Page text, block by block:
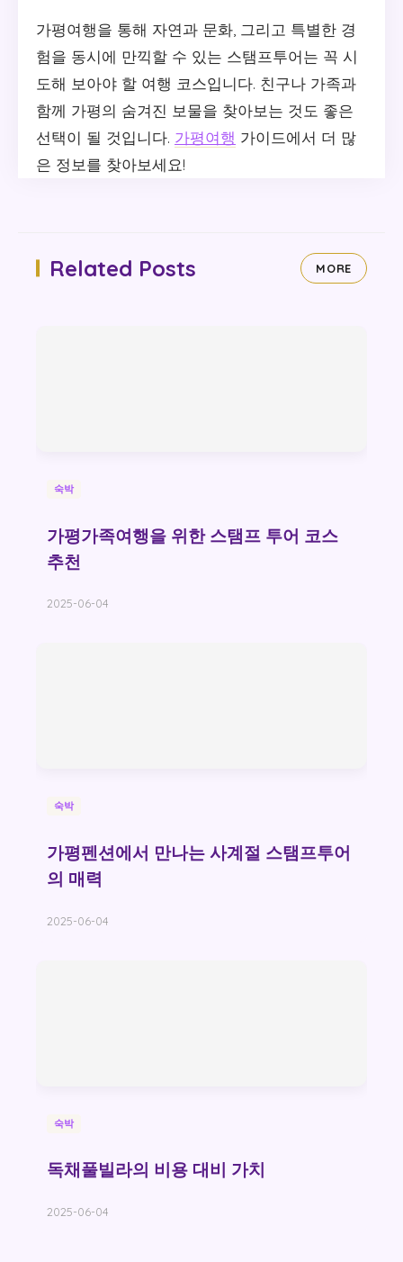
가평여행을 통해 자연과 문화, 그리고 특별한 경
험을 동시에 만끽할 수 있는 스탬프투어는 꼭 시
도해 보아야 할 여행 코스입니다. 친구나 가족과
함께 가평의 숨겨진 보물을 찾아보는 것도 좋은
선택이 될 것입니다. 가평여행 가이드에서 더 많
은 정보를 찾아보세요!
Related Posts MORE
숙박
가평가족여행을 위한 스탬프 투어 코스
추천
2025-06-04
숙박
가평펜션에서 만나는 사계절 스탬프투어
의 매력
2025-06-04
숙박
독채풀빌라의 비용 대비 가치
2025-06-04